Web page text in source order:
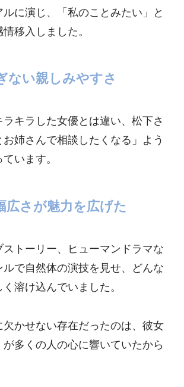
ルに演じ、「私のことみたい」と
移入しました。
ない親しみやすさ
キラした女優とは違い、松下さ
姉さんで相談したくなる」よう
います。
広さが魅力を広げた
ストーリー、ヒューマンドラマな
ルで自然体の演技を見せ、どんな
溶け込んでいました。
欠かせない存在だったのは、彼女
多くの人の心に響いていたから